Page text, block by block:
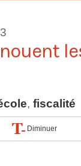
nouent
, fiscalité
Diminuer